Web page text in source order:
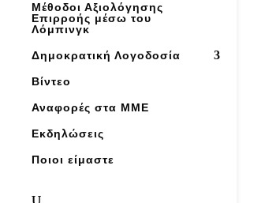
Μέθοδοι Αξιολόγησης
Επιρροής μέσω του
Λόμπινγκ
Δημοκρατική Λογοδοσία
Βίντεο
Αναφορές στα ΜΜΕ
Εκδηλώσεις
Ποιοι είμαστε